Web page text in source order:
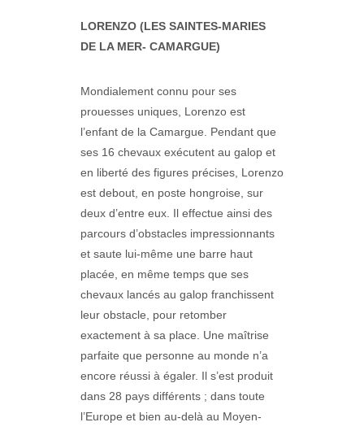
LORENZO (LES SAINTES-MARIES
DE LA MER- CAMARGUE)
Mondialement connu pour ses
prouesses uniques, Lorenzo est
l’enfant de la Camargue. Pendant que
ses 16 chevaux exécutent au galop et
en liberté des figures précises, Lorenzo
est debout, en poste hongroise, sur
deux d’entre eux. Il effectue ainsi des
parcours d’obstacles impressionnants
et saute lui-même une barre haut
placée, en même temps que ses
chevaux lancés au galop franchissent
leur obstacle, pour retomber
exactement à sa place. Une maîtrise
parfaite que personne au monde n’a
encore réussi à égaler. Il s’est produit
dans 28 pays différents ; dans toute
l’Europe et bien au-delà au Moyen-